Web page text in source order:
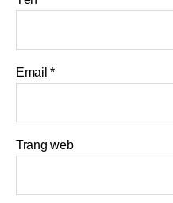
Email*
Trang web